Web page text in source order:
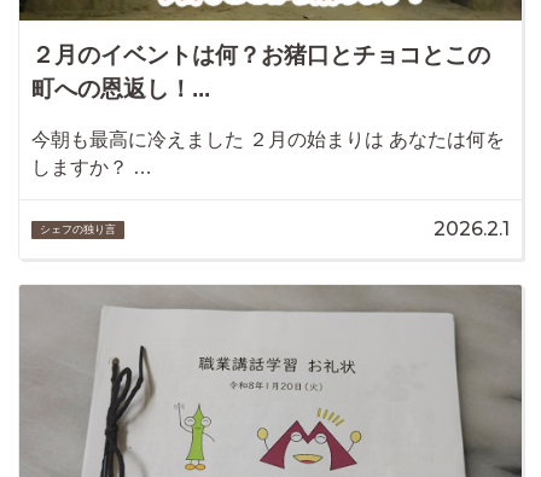
２月のイベントは何？お猪口とチョコとこの
町への恩返し！...
今朝も最高に冷えました ２月の始まりは あなたは何を
しますか？ …
シェフの独り言 2026.2.1